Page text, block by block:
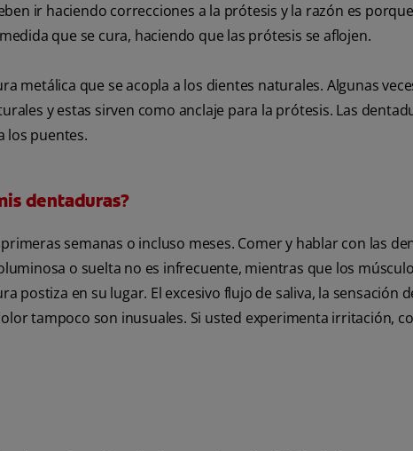
ir haciendo correcciones a la prótesis y la razón es
que se cura, haciendo que las prótesis se aflojen.
metálica que se acopla a los dientes naturales. Algunas
y estas sirven como anclaje para la prótesis. Las
los puentes.
dentaduras?
semanas o incluso meses. Comer y hablar con las
o suelta no es infrecuente, mientras que los
postiza en su lugar. El excesivo flujo de saliva, la sensación
tampoco son inusuales. Si usted experimenta irritación,